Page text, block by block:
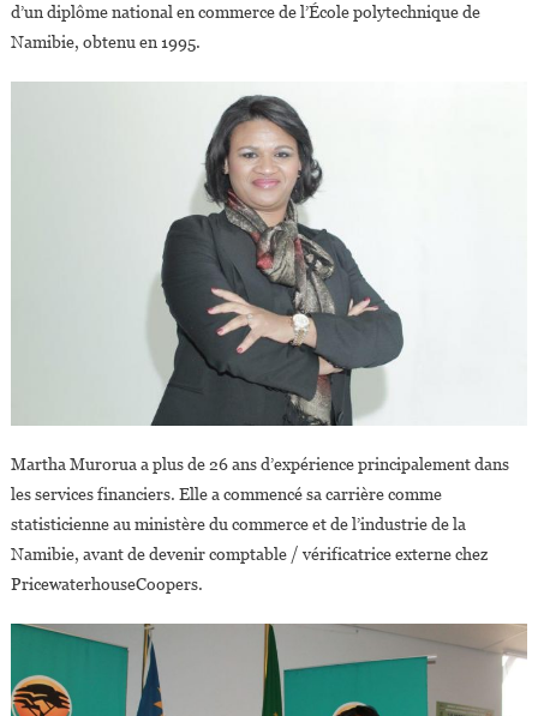
d’un diplôme national en commerce de l’École polytechnique de
Namibie, obtenu en 1995.
Martha Murorua a plus de 26 ans d’expérience principalement dans
les services financiers. Elle a commencé sa carrière comme
statisticienne au ministère du commerce et de l’industrie de la
Namibie, avant de devenir comptable / vérificatrice externe chez
PricewaterhouseCoopers.